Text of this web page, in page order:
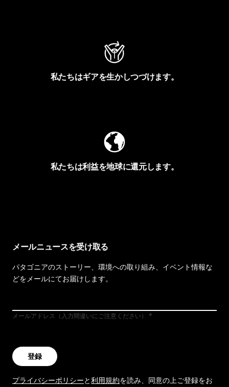
私たちはギアを生かしつづけます。
私たちは利益を地球に還元します。
メールニュースを受け取る
パタゴニアのストーリー、環境への取り組み、イベント情報な
どをメールにてお届けします。
メールアドレス（入力間違いにご注意ください）
登録
プライバシーポリシーと利用規約を読み、同意の上ご登録をお